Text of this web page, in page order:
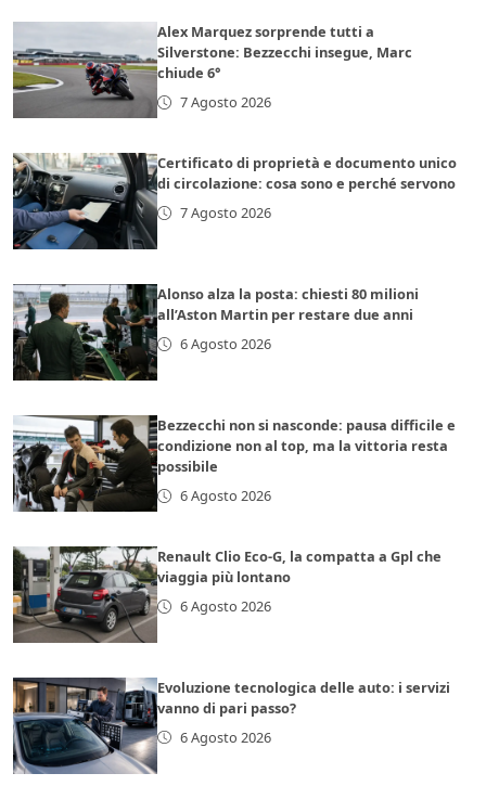
Alex Marquez sorprende tutti a
Silverstone: Bezzecchi insegue, Marc
chiude 6°
7 Agosto 2026
Certificato di proprietà e documento unico
di circolazione: cosa sono e perché servono
7 Agosto 2026
Alonso alza la posta: chiesti 80 milioni
all’Aston Martin per restare due anni
6 Agosto 2026
Bezzecchi non si nasconde: pausa difficile e
condizione non al top, ma la vittoria resta
possibile
6 Agosto 2026
Renault Clio Eco-G, la compatta a Gpl che
viaggia più lontano
6 Agosto 2026
Evoluzione tecnologica delle auto: i servizi
vanno di pari passo?
6 Agosto 2026